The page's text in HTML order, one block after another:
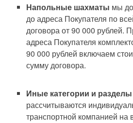
Напольные шахматы мы
до адреса Покупателя по
договора от 90 000 рублей.
адреса Покупателя
90 000 рублей включаем
сумму договора.
Иные категории и
рассчитываются
транспортной компанией